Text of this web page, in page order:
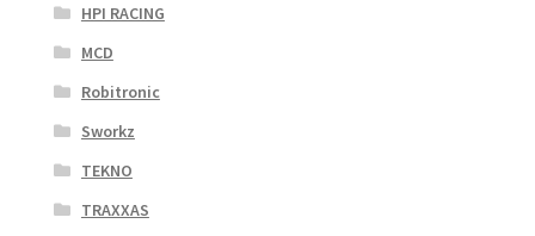
HPI RACING
MCD
Robitronic
Sworkz
TEKNO
TRAXXAS